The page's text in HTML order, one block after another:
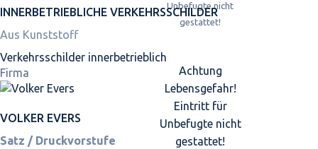
INNER­BETRIEBLICHE VERKEHRS­SCHILDER
Aus Kunststoff
Verkehrsschilder innerbetrieblich
Firma
VOLKER EVERS
Satz / Druckvorstufe
Achtung
Lebensgefahr!
Eintritt für
Unbefugte nicht
gestattet!